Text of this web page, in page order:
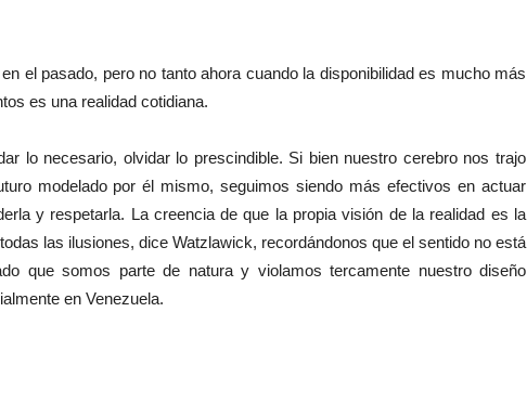
el pasado, pero no tanto ahora cuando la disponibilidad es mucho más
es una realidad cotidiana.
lo necesario, olvidar lo prescindible. Si bien nuestro cerebro nos trajo
modelado por él mismo, seguimos siendo más efectivos en actuar
y respetarla. La creencia de que la propia visión de la realidad es la
las ilusiones, dice Watzlawick, recordándonos que el sentido no está
que somos parte de natura y violamos tercamente nuestro diseño
en Venezuela.